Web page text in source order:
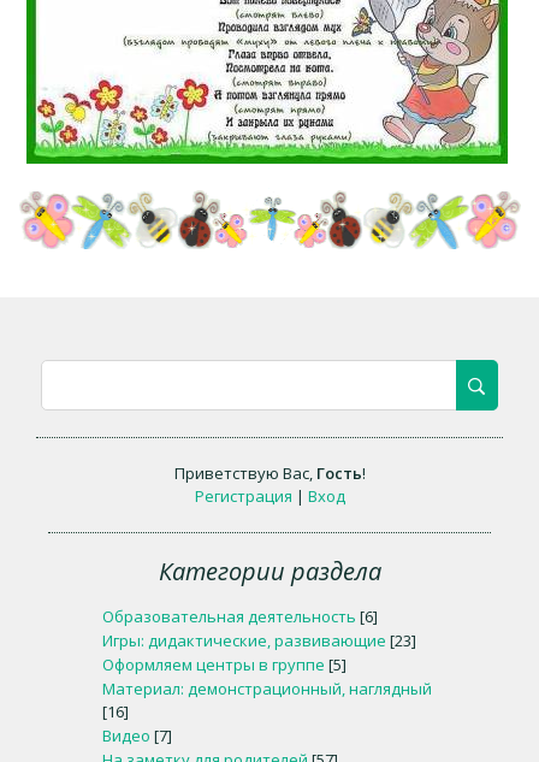
Приветствую Вас, Гость!
Регистрация | Вход
Категории раздела
Образовательная деятельность [6]
Игры: дидактические, развивающие [23]
Оформляем центры в группе [5]
Материал: демонстрационный, наглядный
[16]
Видео [7]